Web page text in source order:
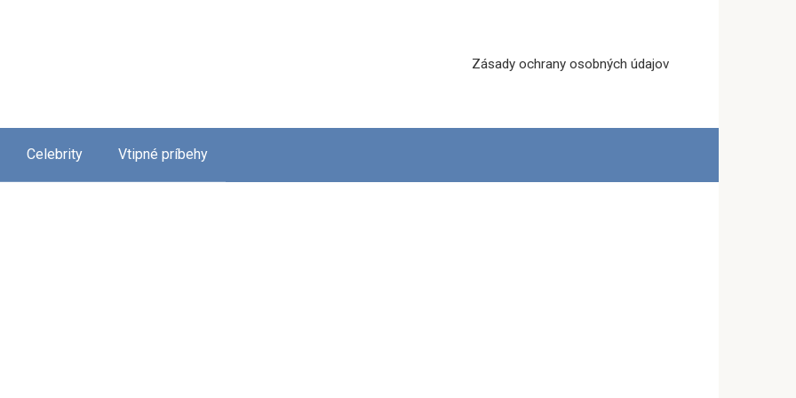
Zásady ochrany osobných údajov
Celebrity Vtipné príbehy